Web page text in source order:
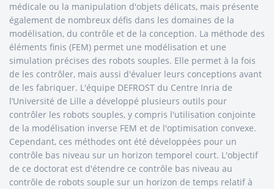
médicale ou la manipulation d'objets délicats, mais présente
également de nombreux défis dans les domaines de la
modélisation, du contrôle et de la conception. La méthode des
éléments finis (FEM) permet une modélisation et une
simulation précises des robots souples. Elle permet à la fois
de les contrôler, mais aussi d'évaluer leurs conceptions avant
de les fabriquer. L'équipe DEFROST du Centre Inria de
l’Université de Lille a développé plusieurs outils pour
contrôler les robots souples, y compris l'utilisation conjointe
de la modélisation inverse FEM et de l'optimisation convexe.
Cependant, ces méthodes ont été développées pour un
contrôle bas niveau sur un horizon temporel court. L'objectif
de ce doctorat est d'étendre ce contrôle bas niveau au
contrôle de robots souple sur un horizon de temps relatif à